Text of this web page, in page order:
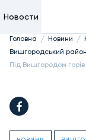
Новости
Головна / Новини /
Вишгородський район
Під Вишгородом